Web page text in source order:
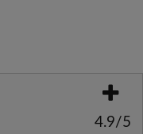
4.9/5